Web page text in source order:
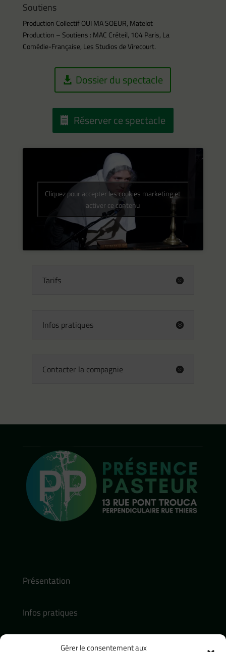
Gérer le consentement aux
Soutiens
Production Collectif OUI MA SOEUR, Matelot
Production – Soutiens : MAC Créteil, 104 Paris, La
Comédie-Française, Les Studios de Virecourt.
Dossier du spectacle
Réserver ce spectacle
Cliquez pour accepter les cookies marketing et
activer ce contenu
Tarifs
Infos pratiques
Contacter la compagnie
Présentation
Infos pratiques